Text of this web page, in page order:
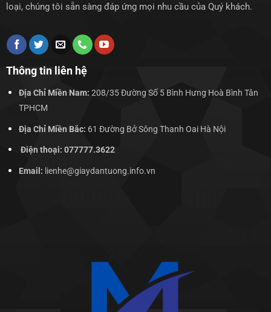
loại, chúng tôi sẵn sàng đáp ứng mọi nhu cầu của Quý khách.
Thông tin liên hệ
Địa Chỉ Miền Nam: 208/35 Đường Số 5 Bình Hưng Hoà Bình Tân
TPHCM
Địa Chỉ Miền Bắc: 61 Đường Bở Sông Thanh Oai Hà Nội
Điện thoại: 077777.3622
Email: lienhe@giaydantuong.info.vn